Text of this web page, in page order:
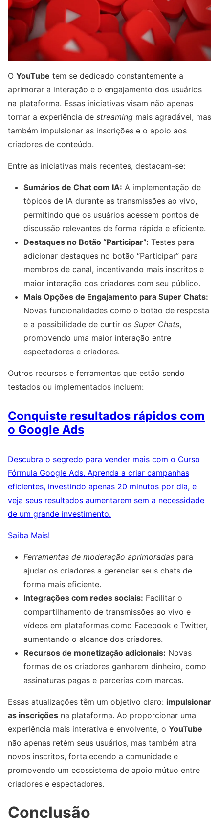
O YouTube tem se dedicado constantemente a
aprimorar a interação e o engajamento dos usuários
na plataforma. Essas iniciativas visam não apenas
tornar a experiência de streaming mais agradável, mas
também impulsionar as inscrições e o apoio aos
criadores de conteúdo.
Entre as iniciativas mais recentes, destacam-se:
Sumários de Chat com IA: A implementação de
tópicos de IA durante as transmissões ao vivo,
permitindo que os usuários acessem pontos de
discussão relevantes de forma rápida e eficiente.
Destaques no Botão “Participar”: Testes para
adicionar destaques no botão “Participar” para
membros de canal, incentivando mais inscritos e
maior interação dos criadores com seu público.
Mais Opções de Engajamento para Super Chats:
Novas funcionalidades como o botão de resposta
e a possibilidade de curtir os Super Chats,
promovendo uma maior interação entre
espectadores e criadores.
Outros recursos e ferramentas que estão sendo
testados ou implementados incluem:
Conquiste resultados rápidos com
o Google Ads
Descubra o segredo para vender mais com o Curso
Fórmula Google Ads. Aprenda a criar campanhas
eficientes, investindo apenas 20 minutos por dia, e
veja seus resultados aumentarem sem a necessidade
de um grande investimento.
Saiba Mais!
Ferramentas de moderação aprimoradas para
ajudar os criadores a gerenciar seus chats de
forma mais eficiente.
Integrações com redes sociais: Facilitar o
compartilhamento de transmissões ao vivo e
vídeos em plataformas como Facebook e Twitter,
aumentando o alcance dos criadores.
Recursos de monetização adicionais: Novas
formas de os criadores ganharem dinheiro, como
assinaturas pagas e parcerias com marcas.
Essas atualizações têm um objetivo claro: impulsionar
as inscrições na plataforma. Ao proporcionar uma
experiência mais interativa e envolvente, o YouTube
não apenas retém seus usuários, mas também atrai
novos inscritos, fortalecendo a comunidade e
promovendo um ecossistema de apoio mútuo entre
criadores e espectadores.
Conclusão